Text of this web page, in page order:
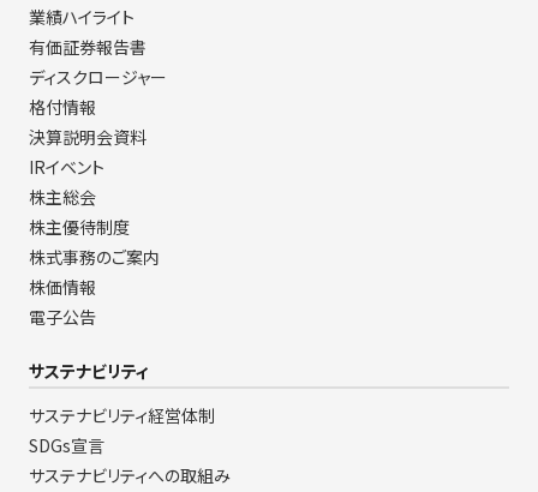
業績ハイライト
有価証券報告書
ディスクロージャー
格付情報
決算説明会資料
IRイベント
株主総会
株主優待制度
株式事務のご案内
株価情報
電子公告
サステナビリティ
サステナビリティ経営体制
SDGs宣言
サステナビリティへの取組み